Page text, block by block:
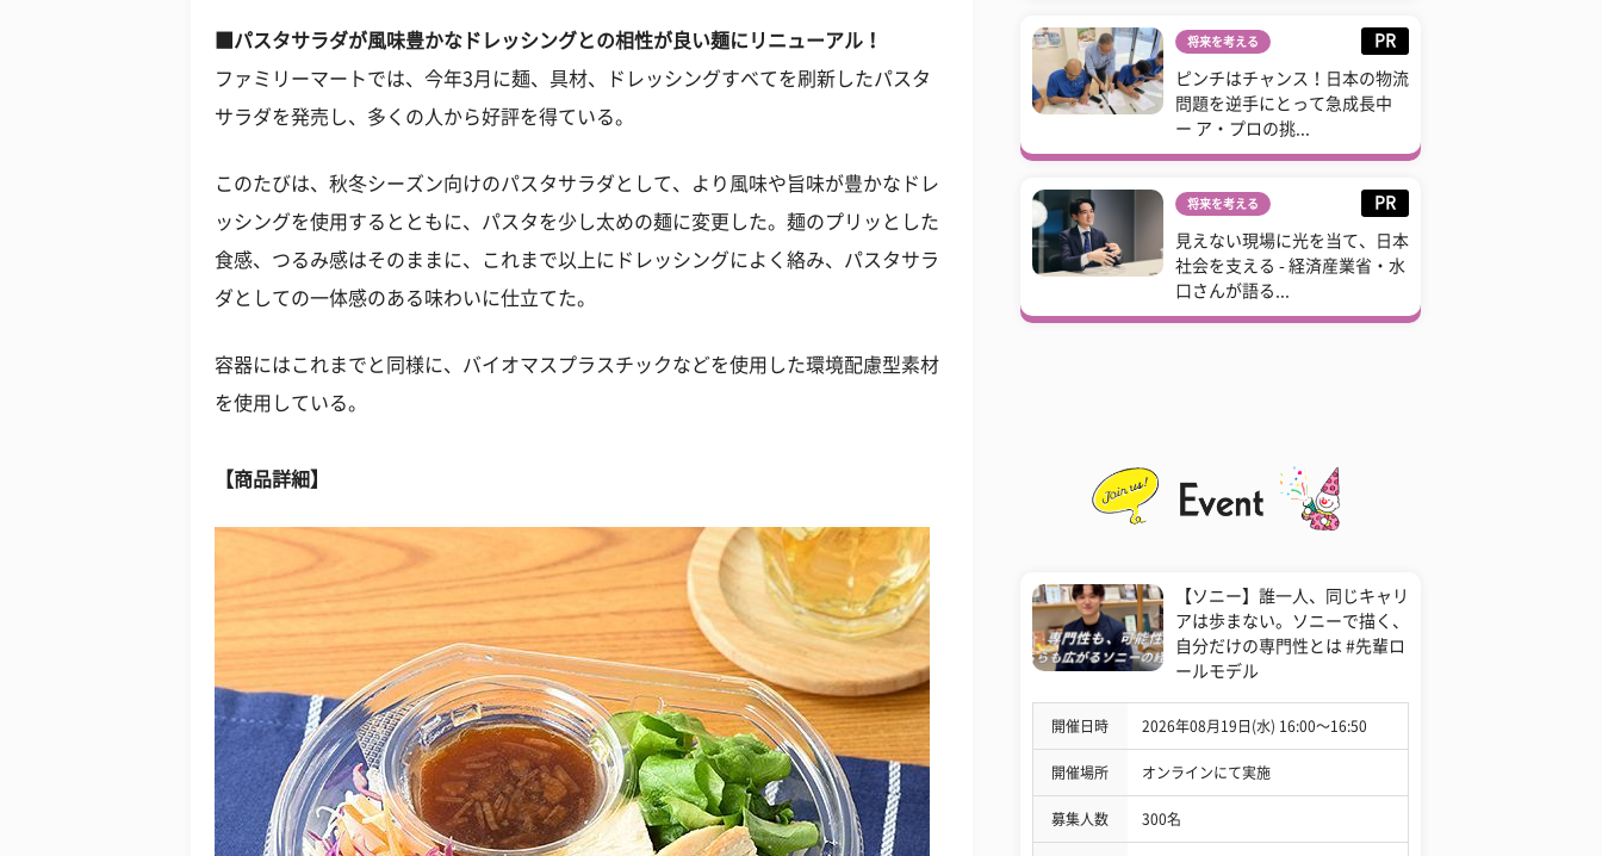
■パスタサラダが風味豊かなドレッシングとの相性が良い麺にリニューアル！
ファミリーマートでは、今年3月に麺、具材、ドレッシングすべてを刷新したパスタ
サラダを発売し、多くの人から好評を得ている。
このたびは、秋冬シーズン向けのパスタサラダとして、より風味や旨味が豊かなドレ
ッシングを使用するとともに、パスタを少し太めの麺に変更した。麺のプリッとした
食感、つるみ感はそのままに、これまで以上にドレッシングによく絡み、パスタサラ
ダとしての一体感のある味わいに仕立てた。
容器にはこれまでと同様に、バイオマスプラスチックなどを使用した環境配慮型素材
を使用している。
【商品詳細】
将来を考える PR
ピンチはチャンス！日本の物流
問題を逆手にとって急成長中
ー ア・プロの挑...
将来を考える PR
見えない現場に光を当て、日本
社会を支える - 経済産業省・水
口さんが語る...
【ソニー】誰一人、同じキャリ
アは歩まない。ソニーで描く、
自分だけの専門性とは #先輩ロ
ールモデル
開催日時 2026年08月19日(水) 16:00〜16:50
開催場所 オンラインにて実施
募集人数 300名